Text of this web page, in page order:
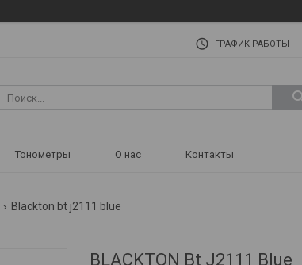
ГРАФИК РАБОТЫ
Тонометры О нас Контакты
Blackton bt j2111 blue
BLACKTON Bt J2111 Blue